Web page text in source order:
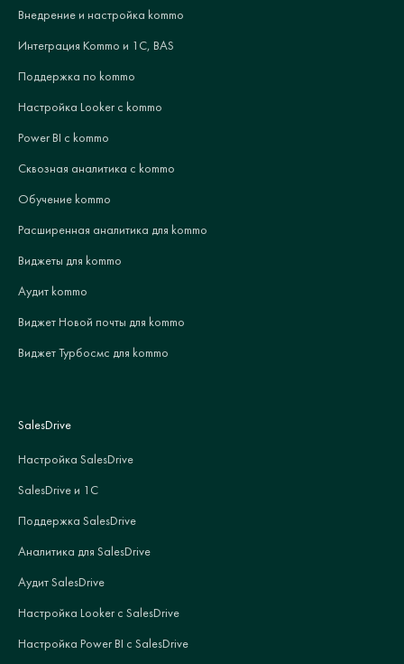
Внедрение и настройка kommo
Интеграция Kommo и 1С, BAS
Поддержка по kommo
Настройка Looker с kommo
Power BI с kommo
Сквозная аналитика с kommo
Обучение kommo
Расширенная аналитика для kommo
Виджеты для kommo
Аудит kommo
Виджет Новой почты для kommo
Виджет Турбосмс для kommo
SalesDrive
Настройка SalesDrive
SalesDrive и 1С
Поддержка SalesDrive
Аналитика для SalesDrive
Аудит SalesDrive
Настройка Looker с SalesDrive
Настройка Power BI с SalesDrive